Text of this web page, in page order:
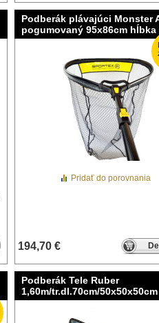
Podberák plávajúci Monster
pogumovaný 95x86cm hĺbka
194,70 €
Pridať do porovnania
Podberák Tele Ruber
1,60m/tr.dl.70cm/50x50x50cm